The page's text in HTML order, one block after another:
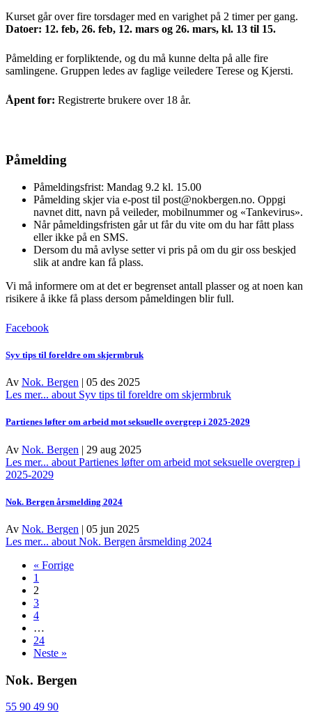
Kurset går over fire torsdager med en varighet på 2 timer per gang.
Datoer: 12. feb, 26. feb, 12. mars og 26. mars, kl. 13 til 15.
Påmelding er forpliktende, og du må kunne delta på alle fire
samlingene. Gruppen ledes av faglige veiledere Terese og Kjersti.
Åpent for: Registrerte brukere over 18 år.
Påmelding
Påmeldingsfrist: Mandag 9.2 kl. 15.00
Påmelding skjer via e-post til post@nokbergen.no. Oppgi
navnet ditt, navn på veileder, mobilnummer og «Tankevirus».
Når påmeldingsfristen går ut får du vite om du har fått plass
eller ikke på en SMS.
Dersom du må avlyse setter vi pris på om du gir oss beskjed
slik at andre kan få plass.
Vi må informere om at det er begrenset antall plasser og at noen kan
risikere å ikke få plass dersom påmeldingen blir full.
Facebook
Syv tips til foreldre om skjermbruk
Av Nok. Bergen | 05 des 2025
Les mer... about Syv tips til foreldre om skjermbruk
Partienes løfter om arbeid mot seksuelle overgrep i 2025-2029
Av Nok. Bergen | 29 aug 2025
Les mer... about Partienes løfter om arbeid mot seksuelle overgrep i
2025-2029
Nok. Bergen årsmelding 2024
Av Nok. Bergen | 05 jun 2025
Les mer... about Nok. Bergen årsmelding 2024
« Forrige
1
2
3
4
…
24
Neste »
Nok. Bergen
55 90 49 90